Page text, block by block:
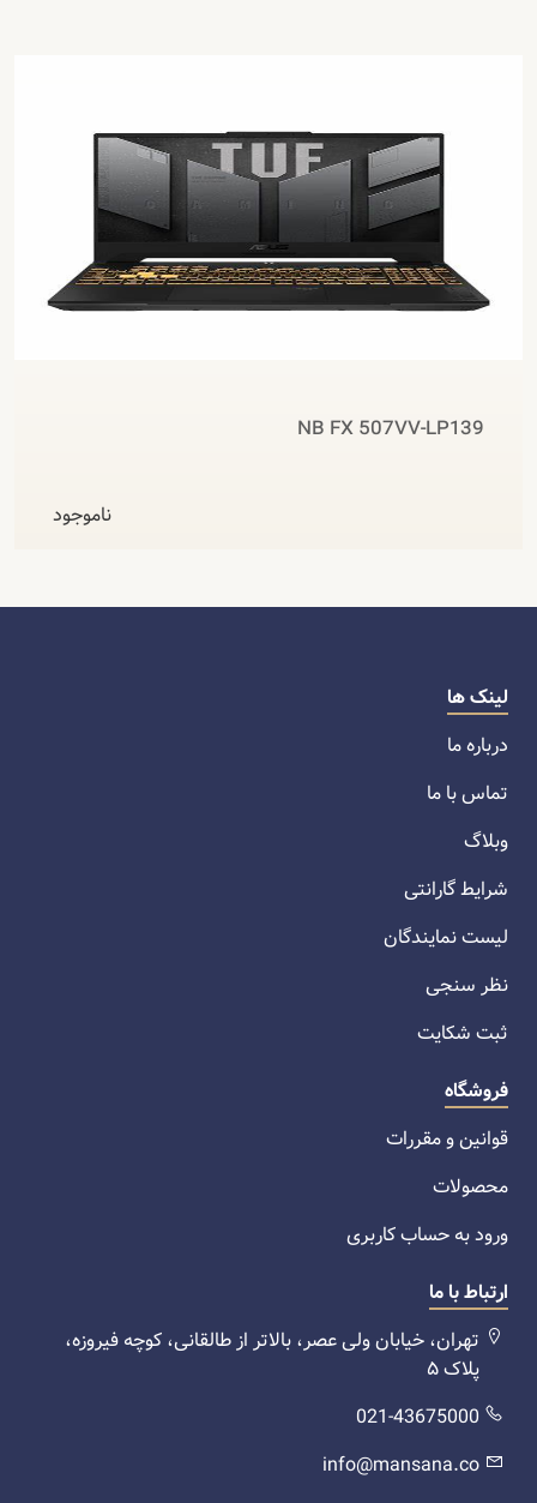
NB FX 507VV-LP139
ناموجود
لینک ها
درباره ما
تماس با ما
وبلاگ
شرایط گارانتی
لیست نمایندگان
نظر سنجی
ثبت شکایت
فروشگاه
قوانین و مقررات
محصولات
ورود به حساب کاربری
ارتباط با ما
تهران، خیابان ولی عصر، بالاتر از طالقانی، کوچه فیروزه،
پلاک ۵
021-43675000
info@mansana.co